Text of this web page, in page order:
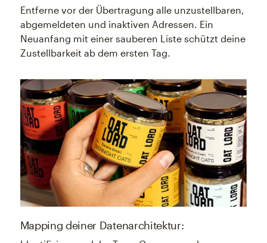
Entferne vor der Übertragung alle unzustellbaren,
abgemeldeten und inaktiven Adressen. Ein
Neuanfang mit einer sauberen Liste schützt deine
Zustellbarkeit ab dem ersten Tag.
Mapping deiner Datenarchitektur: